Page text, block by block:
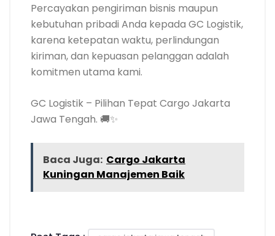
Percayakan pengiriman bisnis maupun
kebutuhan pribadi Anda kepada GC Logistik,
karena ketepatan waktu, perlindungan
kiriman, dan kepuasan pelanggan adalah
komitmen utama kami.
GC Logistik – Pilihan Tepat Cargo Jakarta
Jawa Tengah. 🚚✨
Baca Juga: Cargo Jakarta
Kuningan Manajemen Baik